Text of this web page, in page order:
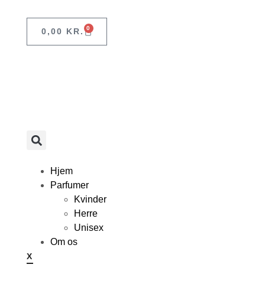
Hjem
Parfumer
Kvinder
Herre
Unisex
Om os
X
0,00 KR. 0